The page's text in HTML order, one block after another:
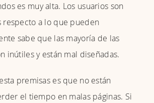
es muy alta. Los usuarios son
respecto a lo que pueden
sabe que las mayoría de las
inútiles y están mal diseñadas.
premisas es que no están
el tiempo en malas páginas. Si